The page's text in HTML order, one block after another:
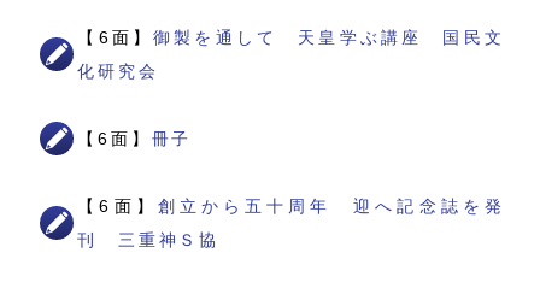
【6面】御製を通して 天皇学ぶ講座 国民文
化研究会
【6面】 冊子
【6面】 創立から五十周年 迎へ記念誌を発
刊 三重神Ｓ協